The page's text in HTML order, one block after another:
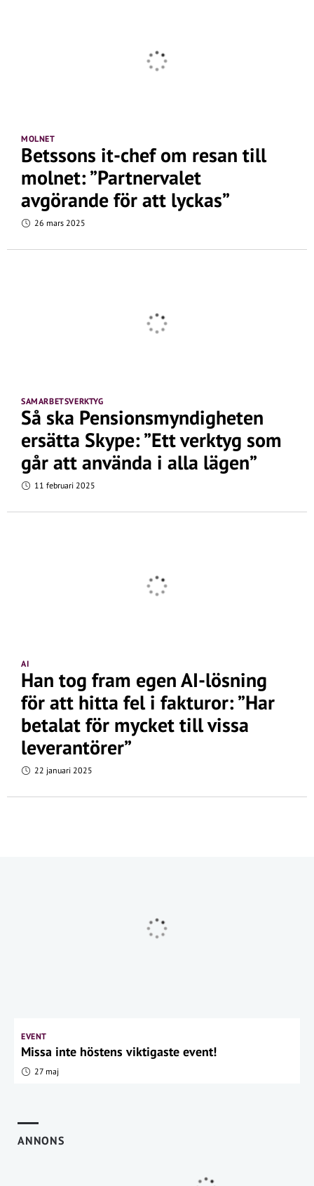
MOLNET
Betssons it-chef om resan till
molnet: ”Partnervalet
avgörande för att lyckas”
26 mars 2025
SAMARBETSVERKTYG
Så ska Pensionsmyndigheten
ersätta Skype: ”Ett verktyg som
går att använda i alla lägen”
11 februari 2025
AI
Han tog fram egen AI-lösning
för att hitta fel i fakturor: ”Har
betalat för mycket till vissa
leverantörer”
22 januari 2025
EVENT
Missa inte höstens viktigaste event!
27 maj
ANNONS